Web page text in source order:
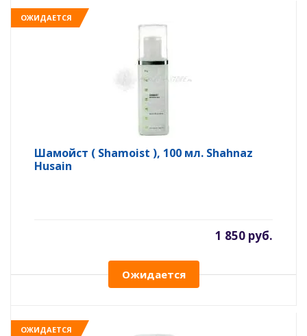
ОЖИДАЕТСЯ
Шамойст ( Shamoist ), 100 мл. Shahnaz
Husain
1 850 руб.
Ожидается
ОЖИДАЕТСЯ